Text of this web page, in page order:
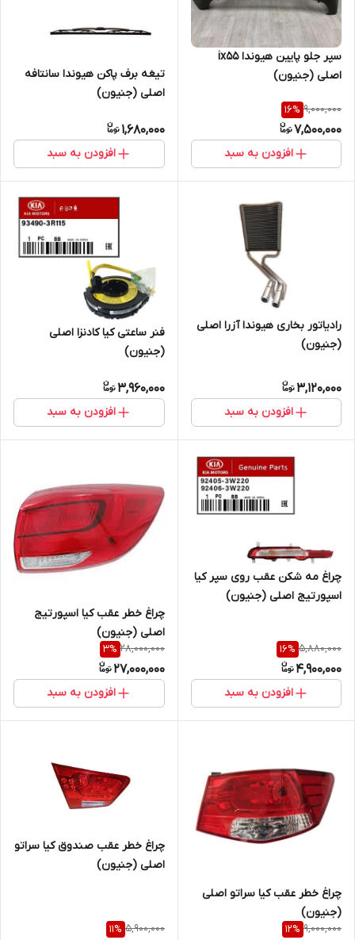
سپر جلو پایین هیوندا ix55
اصلی (جنیون)
9,000,000
16%
7,500,000
افزودن به سبد
تیغه برف پاکن هیوندا سانتافه
اصلی (جنیون)
1,680,000
افزودن به سبد
رادیاتور بخاری هیوندا آزرا اصلی
(جنیون)
3,120,000
افزودن به سبد
فنر ساعتی کیا کادنزا اصلی
(جنیون)
3,960,000
افزودن به سبد
چراغ مه شکن عقب روی سپر کیا
اسپورتیج اصلی (جنیون)
5,880,000
16%
4,900,000
افزودن به سبد
چراغ خطر عقب کیا اسپورتیج
اصلی (جنیون)
28,000,000
3%
27,000,000
افزودن به سبد
چراغ خطر عقب کیا سراتو اصلی
(جنیون)
9,000,000
12%
چراغ خطر عقب صندوق کیا سراتو
اصلی (جنیون)
5,900,000
11%